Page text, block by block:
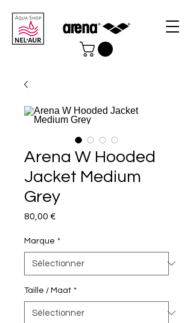
Arena W Hooded
Jacket Medium
Grey
80,00 €
Marque *
Taille / Maat *